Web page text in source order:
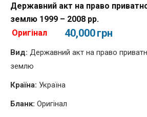
Державний акт на право
землю 1999 – 2008 рр.
Оригінал
40,000грн
Вид: Державний акт на право
землю
Країна: Україна
Бланк: Оригінал